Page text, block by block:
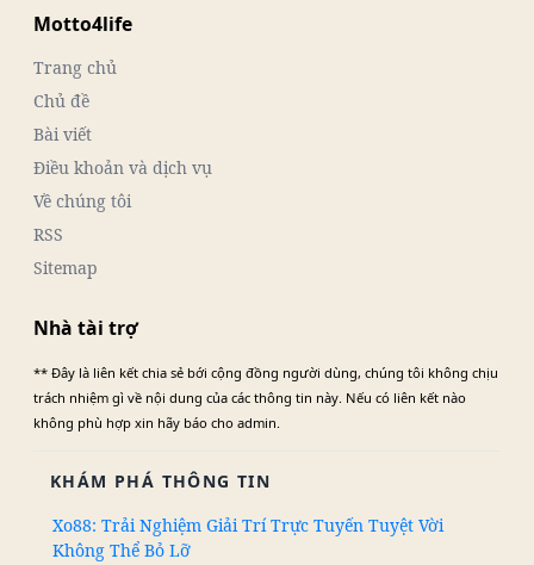
Motto4life
Trang chủ
Chủ đề
Bài viết
Điều khoản và dịch vụ
Về chúng tôi
RSS
Sitemap
Nhà tài trợ
** Đây là liên kết chia sẻ bới cộng đồng người dùng, chúng tôi không chịu
trách nhiệm gì về nội dung của các thông tin này. Nếu có liên kết nào
không phù hợp xin hãy báo cho admin.
KHÁM PHÁ THÔNG TIN
Xo88: Trải Nghiệm Giải Trí Trực Tuyến Tuyệt Vời
Không Thể Bỏ Lỡ